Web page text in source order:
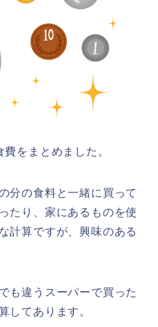
をまとめました。
分の食料と一緒に買って
たり、家にあるものを使
計算ですが、興味のある
も違うスーパーで買った
してあります。